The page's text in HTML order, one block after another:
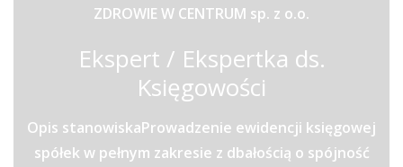
ZDROWIE W CENTRUM sp. z o.o.
Ekspert / Ekspertka ds.
Księgowości
Opis stanowiskaProwadzenie ewidencji księgowej
spółek w pełnym zakresie z dbałością o spójność